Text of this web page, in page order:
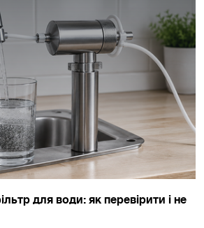
для води: як перевірити і не